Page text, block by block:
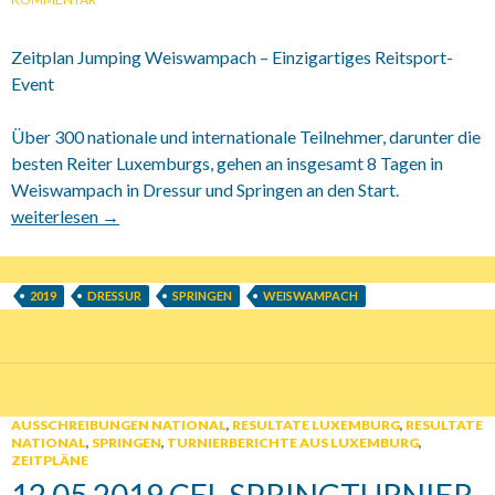
Zeitplan Jumping Weiswampach – Einzigartiges Reitsport-
Event
Über 300 nationale und internationale Teilnehmer, darunter die
besten Reiter Luxemburgs, gehen an insgesamt 8 Tagen in
Weiswampach in Dressur und Springen an den Start.
Dressur und Springen in Weiswampach live
weiterlesen →
2019 DRESSUR SPRINGEN WEISWAMPACH
AUSSCHREIBUNGEN NATIONAL, RESULTATE LUXEMBURG, RESULTATE
NATIONAL, SPRINGEN, TURNIERBERICHTE AUS LUXEMBURG,
ZEITPLÄNE